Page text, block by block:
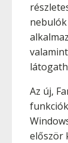
Az új,
először